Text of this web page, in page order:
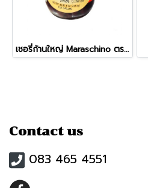
เชอรี่ก้านใหญ่ Maraschino ตรา Diana (ขวดพลาสติกใหญ่)
Contact us
083 465 4551